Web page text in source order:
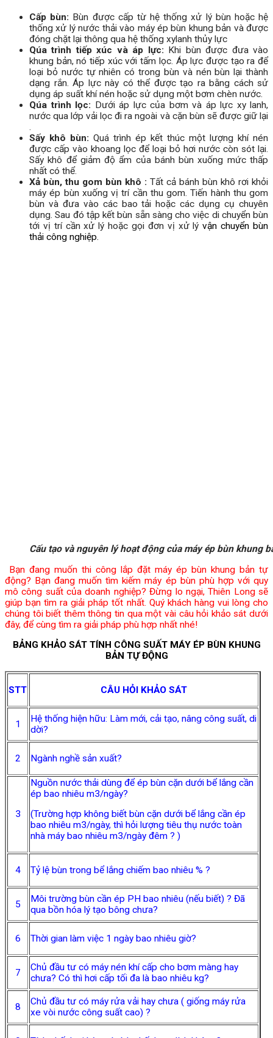
Cấp bùn: Bùn được cấp từ hệ thống xử lý bùn hoặc hệ
thống xử lý nước thải vào máy ép bùn khung bản và được
đóng chặt lại thông qua hệ thống xylanh thủy lực
Qúa trình tiếp xúc và áp lực: Khi bùn được đưa vào
khung bản, nó tiếp xúc với tấm lọc. Áp lực được tạo ra để
loại bỏ nước tự nhiên có trong bùn và nén bùn lại thành
dạng rắn. Áp lực này có thể được tạo ra bằng cách sử
dụng áp suất khí nén hoặc sử dụng một bơm chèn nước.
Qúa trình lọc: Dưới áp lực của bơm và áp lực xy lanh,
nước qua lớp vải lọc đi ra ngoài và cặn bùn sẽ được giữ lại
.
Sấy khô bùn: Quá trình ép kết thúc một lượng khí nén
được cấp vào khoang lọc để loại bỏ hơi nước còn sót lại.
Sấy khô để giảm độ ẩm của bánh bùn xuống mức thấp
nhất có thể.
Xả bùn, thu gom bùn khô : Tất cả bánh bùn khô rơi khỏi
máy ép bùn xuống vị trí cần thu gom. Tiến hành thu gom
bùn và đưa vào các bao tải hoặc các dụng cụ chuyên
dụng. Sau đó tập kết bùn sẵn sàng cho việc di chuyển bùn
tới vị trí cần xử lý hoặc gọi đơn vị xử lý vận chuyển bùn
thải công nghiệp.
Cấu tạo và nguyên lý hoạt động của máy ép bùn khung
Bạn đang muốn thi công lắp đặt máy ép bùn khung bản tự
động? Bạn đang muốn tìm kiếm máy ép bùn phù hợp với quy
mô công suất của doanh nghiệp? Đừng lo ngại, Thiên Long sẽ
giúp bạn tìm ra giải pháp tốt nhất. Quý khách hàng vui lòng cho
chúng tôi biết thêm thông tin qua một vài câu hỏi khảo sát dưới
đây, để cùng tìm ra giải pháp phù hợp nhất nhé!
BẢNG KHẢO SÁT TÍNH CÔNG SUẤT MÁY ÉP BÙN KHUNG
BẢN TỰ ĐỘNG
STT CÂU HỎI KHẢO SÁT
1
Hệ thống hiện hữu: Làm mới, cải tạo, nâng công suất, di
dời?
2 Ngành nghề sản xuất?
3
Nguồn nước thải dùng để ép bùn cặn dưới bể lắng cần
ép bao nhiêu m3/ngày?
(Trường hợp không biết bùn cặn dưới bể lắng cần ép
bao nhiêu m3/ngày, thì hỏi lượng tiêu thụ nước toàn
nhà máy bao nhiêu m3/ngày đêm ? )
4 Tỷ lệ bùn trong bể lắng chiếm bao nhiêu % ?
5
Môi trường bùn cần ép PH bao nhiêu (nếu biết) ? Đã
qua bồn hóa lý tạo bông chưa?
6 Thời gian làm việc 1 ngày bao nhiêu giờ?
7
Chủ đầu tư có máy nén khí cấp cho bơm màng hay
chưa? Có thì hơi cấp tối đa là bao nhiêu kg?
8
Chủ đầu tư có máy rửa vải hay chưa ( giống máy rửa
xe vòi nước công suất cao) ?